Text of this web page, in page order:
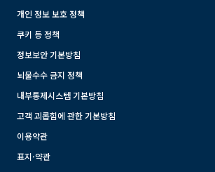
개인 정보 보호 정책
쿠키 등 정책
정보보안 기본방침
뇌물수수 금지 정책
내부통제시스템 기본방침
고객 괴롭힘에 관한 기본방침
이용약관
표지·약관